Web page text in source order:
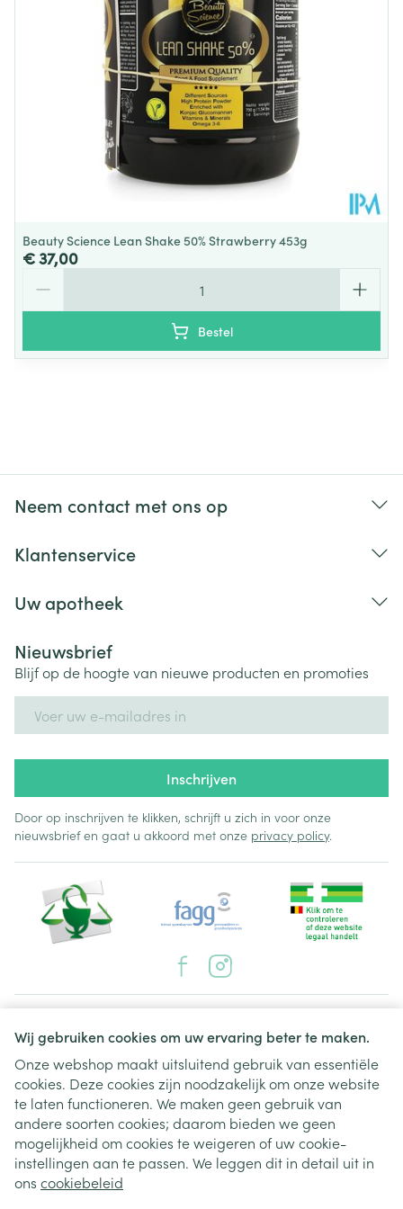
Wij gebruiken cookies om uw ervaring beter te maken.
Onze webshop maakt uitsluitend gebruik van essentiële
cookies. Deze cookies zijn noodzakelijk om onze website
te laten functioneren. We maken geen gebruik van
andere soorten cookies; daarom bieden we geen
mogelijkheid om cookies te weigeren of uw cookie-
instellingen aan te passen. We leggen dit in detail uit in
ons cookiebeleid
Kamertemperatuur (15°C - 25°C)
Beauty Science Lean Shake 50% Strawberry 453g
€ 37,00
Bestel
Neem contact met ons op
Klantenservice
Uw apotheek
Nieuwsbrief
Blijf op de hoogte van nieuwe producten en promoties
Inschrijven
Door op inschrijven te klikken, schrijft u zich in voor onze
nieuwsbrief en gaat u akkoord met onze privacy policy.
Juridische links